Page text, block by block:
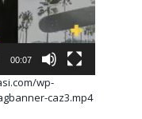
00:07
wp-
caz3.mp4